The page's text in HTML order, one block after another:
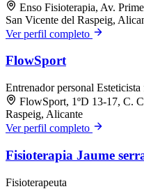
Enso Fisioterapia, Av.
San Vicente del Raspeig,
Ver perfil completo
FlowSport
Entrenador personal Esteticista
FlowSport, 1ºD 13-17, C.
Raspeig, Alicante
Ver perfil completo
Fisioterapia Jaume
Fisioterapeuta